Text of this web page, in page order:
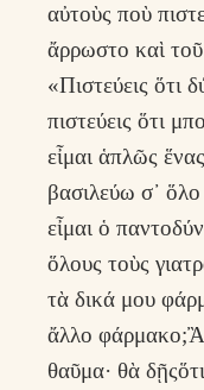
αὐτοὺς ποὺ
ἄρρωστο καὶ τοῦ
«Πιστεύεις ὅτι
πιστεύεις ὅτι
εἶμαι ἁπλῶς
βασιλεύω σ᾽
εἶμαι ὁ
ὅλους τοὺς
τὰ δικά μου
ἄλλο
θαῦμα· θὰ